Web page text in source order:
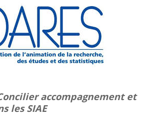
accompagnement et
les SIAE